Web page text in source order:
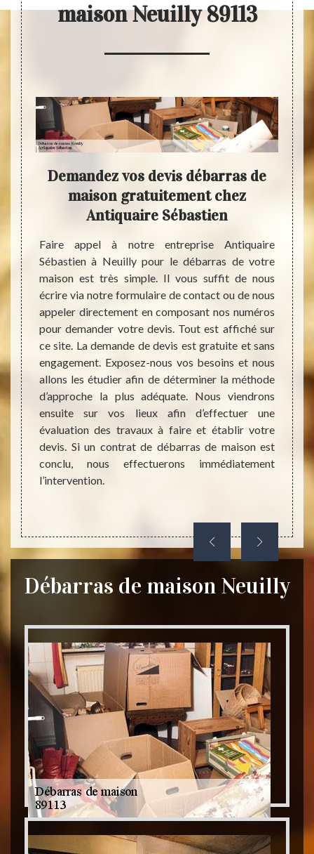
maison Neuilly 89113
de
à
?
ce
le
des
vos
faire,
du
à la
Demandez vos devis débarras de
maison gratuitement chez
Antiquaire Sébastien
Faire appel à notre entreprise Antiquaire
Sébastien à Neuilly pour le débarras de votre
maison est très simple. Il vous suffit de nous
écrire via notre formulaire de contact ou de nous
appeler directement en composant nos numéros
pour demander votre devis. Tout est affiché sur
ce site. La demande de devis est gratuite et sans
engagement. Exposez-nous vos besoins et nous
allons les étudier afin de déterminer la méthode
d’approche la plus adéquate. Nous viendrons
ensuite sur vos lieux afin d’effectuer une
évaluation des travaux à faire et établir votre
devis. Si un contrat de débarras de maison est
conclu, nous effectuerons immédiatement
l’intervention.
Les
de
tous
de
Débarras de maison Neuilly